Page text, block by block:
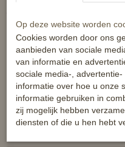
Op deze website worden
Cookies worden door ons
aanbieden van sociale
van informatie en
sociale media-,
informatie over hoe u onze
informatie gebruiken in
zij mogelijk hebben
diensten of die u hen hebt